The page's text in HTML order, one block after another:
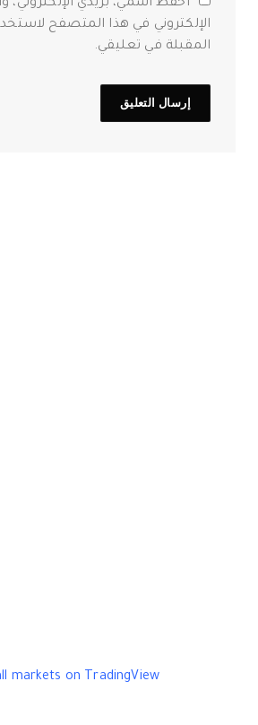
احفظ اسمي، بريدي الإلكتروني،
الإلكتروني في هذا المتصفح
المقبلة في تعليقي.
markets on TradingView